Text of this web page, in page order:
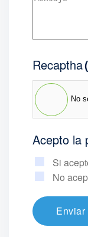
Recaptha
No
Acepto la
Si
No
Enviar